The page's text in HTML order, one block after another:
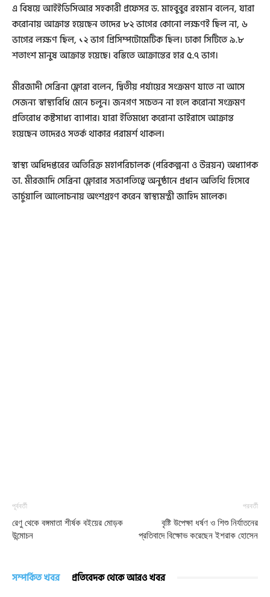
এ বিষয়ে আইইডিসিআর সহকারী প্রফেসর ড. মাহবুবুর রহমান বলেন, যারা
করোনায় আক্রান্ত হয়েছেন তাদের ৮২ ভাগের কোনো লক্ষণই ছিল না, ৬
ভাগের লক্ষণ ছিল, ১২ ভাগ প্রিসিম্পটোমেটিক ছিল। ঢাকা সিটিতে ৯.৮
শতাংশ মানুষ আক্রান্ত হয়েছে। বস্তিতে আক্রান্তের হার ৫.৭ ভাগ।
মীরজাদী সেব্রিনা ফ্লোরা বলেন, দ্বিতীয় পর্যায়ের সংক্রমণ যাতে না আসে
সেজন্য স্বাস্থ্যবিধি মেনে চলুন। জনগণ সচেতন না হলে করোনা সংক্রমণ
প্রতিরোধ কষ্টসাধ্য ব্যাপার। যারা ইতিমধ্যে করোনা ভাইরাসে আক্রান্ত
হয়েছেন তাদেরও সতর্ক থাকার পরামর্শ থাকল।
স্বাস্থ্য অধিদপ্তরের অতিরিক্ত মহাপরিচালক (পরিকল্পনা ও উন্নয়ন) অধ্যাপক
ডা. মীরজাদি সেব্রিনা ফ্লোরার সভাপতিত্বে অনুষ্ঠানে প্রধান অতিথি হিসেবে
ভার্চুয়ালি আলোচনায় অংশগ্রহণ করেন স্বাস্থ্যমন্ত্রী জাহিদ মালেক।
পূর্ববর্তী
রেণু থেকে বঙ্গমাতা শীর্ষক বইয়ের মোড়ক
উন্মোচন
পরবর্তী
বৃষ্টি উপেক্ষা ধর্ষণ ও শিশু নির্যাতনের
প্রতিবাদে বিক্ষোভ করেছেন ইশরাক হোসেন
সম্পর্কিত খবর প্রতিবেদক থেকে আরও খবর